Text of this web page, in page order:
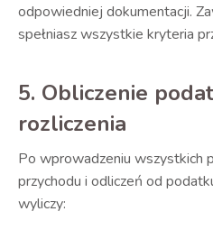
odpowiedniej dokumentacji.
spełniasz wszystkie kryteria
5. Obliczenie
rozliczenia
Po wprowadzeniu wszystkich
przychodu i odliczeń od
wyliczy: